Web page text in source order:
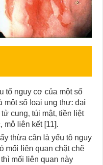
tố nguy cơ của một số
một số loại ung thư: đại
cung, túi mật, tiền liệt
mô liên kết [11].
thừa cân là yếu tô nguy
mối liên quan chặt chẽ
mối liên quan này